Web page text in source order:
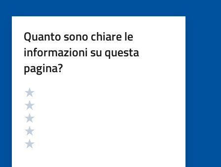
Quanto sono chiare le
informazioni su questa
pagina?
Valutazione